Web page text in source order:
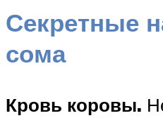
Секретные
сома
Кровь коровы.